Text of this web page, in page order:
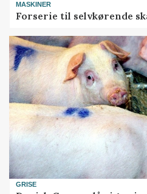
MASKINER
Forserie til selvkørende
GRISE